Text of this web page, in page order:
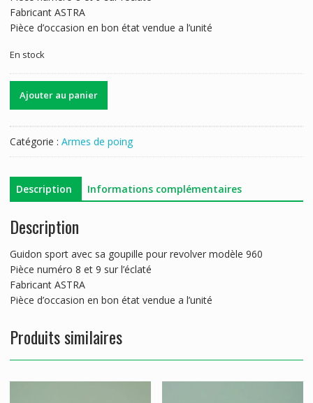
Fabricant ASTRA
Pièce d’occasion en bon état vendue a l’unité
En stock
de
960
Ajouter au panier
Catégorie : Armes de poing
Description Informations complémentaires
Description
Guidon sport avec sa goupille pour revolver modèle 960
Pièce numéro 8 et 9 sur l’éclaté
Fabricant ASTRA
Pièce d’occasion en bon état vendue a l’unité
Produits similaires